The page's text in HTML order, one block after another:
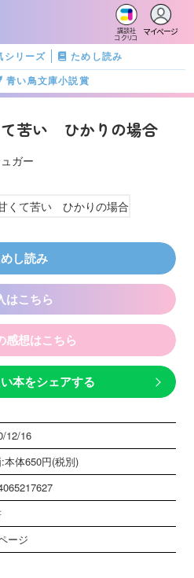
講談社
コクリコ
マイページ
シリーズ
ためし読み
青い鳥文庫小説賞
苦い ひかりの場合
ガー
し読み
はこちら
感想はこちら
本をシェアする
12/16
本体650円(税別)
ージ